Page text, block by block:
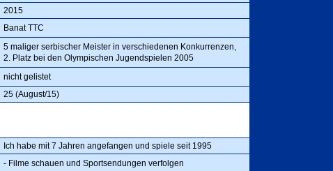
2015
Banat TTC
5 maliger serbischer Meister in verschiedenen Konkurrenzen,
2. Platz bei den Olympischen Jugendspielen 2005
nicht gelistet
25 (August/15)
Ich habe mit 7 Jahren angefangen und spiele seit 1995
- Filme schauen und Sportsendungen verfolgen